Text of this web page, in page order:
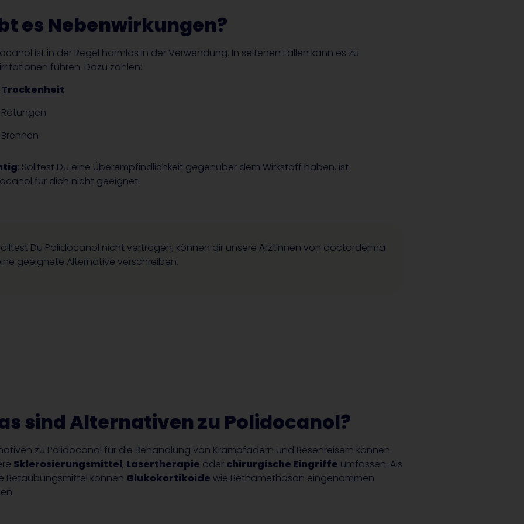
es Nebenwirkungen?
ist in der Regel harmlos in der Verwendung. In seltenen Fällen kann es zu
führen. Dazu zählen:
Trockenheit
Rötungen
Brennen
: Solltest Du eine Überempfindlichkeit gegenüber dem Wirkstoff haben, ist
für dich nicht geeignet.
Du Polidocanol nicht vertragen, können dir unsere ÄrztInnen von doctorderma
geeignete Alternative verschreiben.
sind Alternativen zu Polidocanol?
zu Polidocanol für die Behandlung von Krampfadern und Besenreisern können
Sklerosierungsmittel, Lasertherapie oder chirurgische Eingriffe umfassen. Als
Betäubungsmittel können Glukokortikoide wie Bethamethason eingenommen